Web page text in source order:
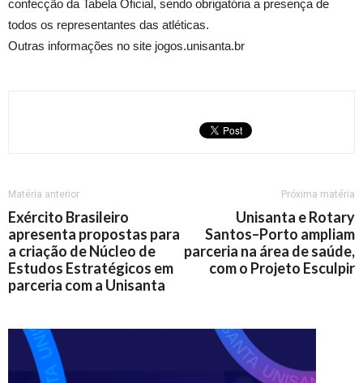
confecção da Tabela Oficial, sendo obrigatória a presença de
todos os representantes das atléticas.
Outras informações no site jogos.unisanta.br
Matéria anterior
Exército Brasileiro
apresenta propostas para
a criação de Núcleo de
Estudos Estratégicos em
parceria com a Unisanta
Próxima matéria
Unisanta e Rotary
Santos–Porto ampliam
parceria na área de saúde,
com o Projeto Esculpir